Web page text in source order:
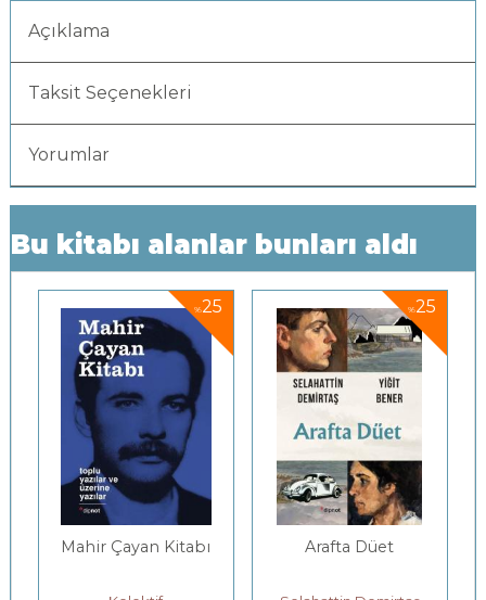
Açıklama
Taksit Seçenekleri
Yorumlar
Bu kitabı alanlar bunları aldı
%25
Mahir Çayan Kitabı
%25
Arafta Düet